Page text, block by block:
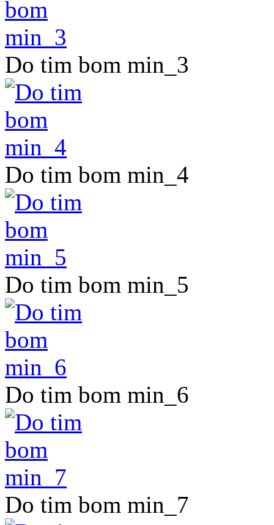
Do tim bom min_3
Do tim bom min_4
Do tim bom min_5
Do tim bom min_6
Do tim bom min_7